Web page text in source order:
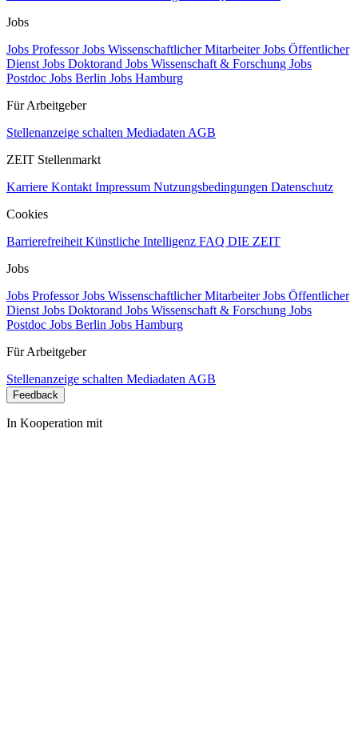
Jobs
Jobs ProfessorJobs Wissenschaftlicher MitarbeiterJobs Öffentlicher
Dienst Jobs Doktorand Jobs Wissenschaft & Forschung Jobs
Postdoc Jobs Berlin Jobs Hamburg
Für Arbeitgeber
Stellenanzeige schalten Mediadaten AGB
ZEIT Stellenmarkt
Karriere Kontakt Impressum Nutzungsbedingungen Datenschutz
Cookies
Barrierefreiheit Künstliche Intelligenz FAQ DIE ZEIT
Jobs
Jobs ProfessorJobs Wissenschaftlicher MitarbeiterJobs Öffentlicher
Dienst Jobs Doktorand Jobs Wissenschaft & Forschung Jobs
Postdoc Jobs Berlin Jobs Hamburg
Für Arbeitgeber
Stellenanzeige schalten Mediadaten AGB
Feedback
In Kooperation mit